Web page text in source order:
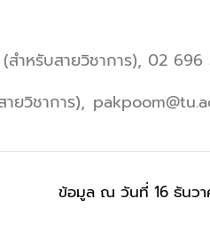
ำหรับสายวิชาการ), 02 696
ยวิชาการ),
ข้อมูล ณ วันที่ 16 ธันว